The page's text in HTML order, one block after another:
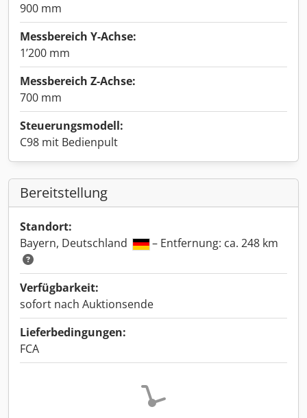
900 mm
Messbereich Y-Achse:
1’200 mm
Messbereich Z-Achse:
700 mm
Steuerungsmodell:
C98 mit Bedienpult
Bereitstellung
Standort:
Bayern, Deutschland
– Entfernung: ca. 248 km
Verfügbarkeit:
sofort nach Auktionsende
Lieferbedingungen:
FCA